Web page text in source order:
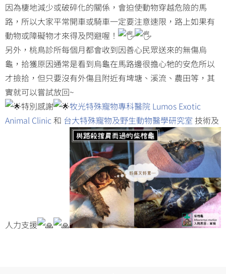
因為棲地減少或破碎化的關係，會迫使動物穿越危險的馬
路，所以大家平常開車或騎車一定要注意速限，路上如果有
動物或障礙物才來得及閃避喔！
另外，桃鳥診所每個月都會收到因善心民眾送來的無傷烏
龜，拾獲原因通常是看到烏龜在馬路邊很擔心牠的安危所以
才撿拾，但只要沒有外傷且附近有埤塘、溪流、農田等，其
實就可以嘗試放回~
特別感謝
牧光特殊寵物專科醫院 Lumos Exotic
Animal Clinic和 台大特殊寵物及野生動物醫學研究室 技術及
人力支援